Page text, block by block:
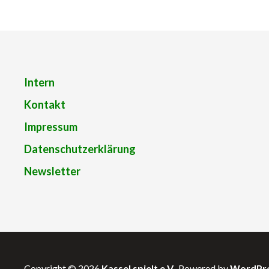
Intern
Kontakt
Impressum
Datenschutzerklärung
Newsletter